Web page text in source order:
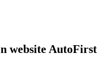
website AutoFirst